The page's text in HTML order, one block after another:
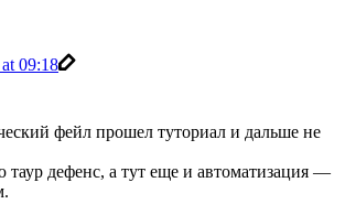
09:18
фейл прошел туториал и дальше не
дефенс, а тут еще и автоматизация —